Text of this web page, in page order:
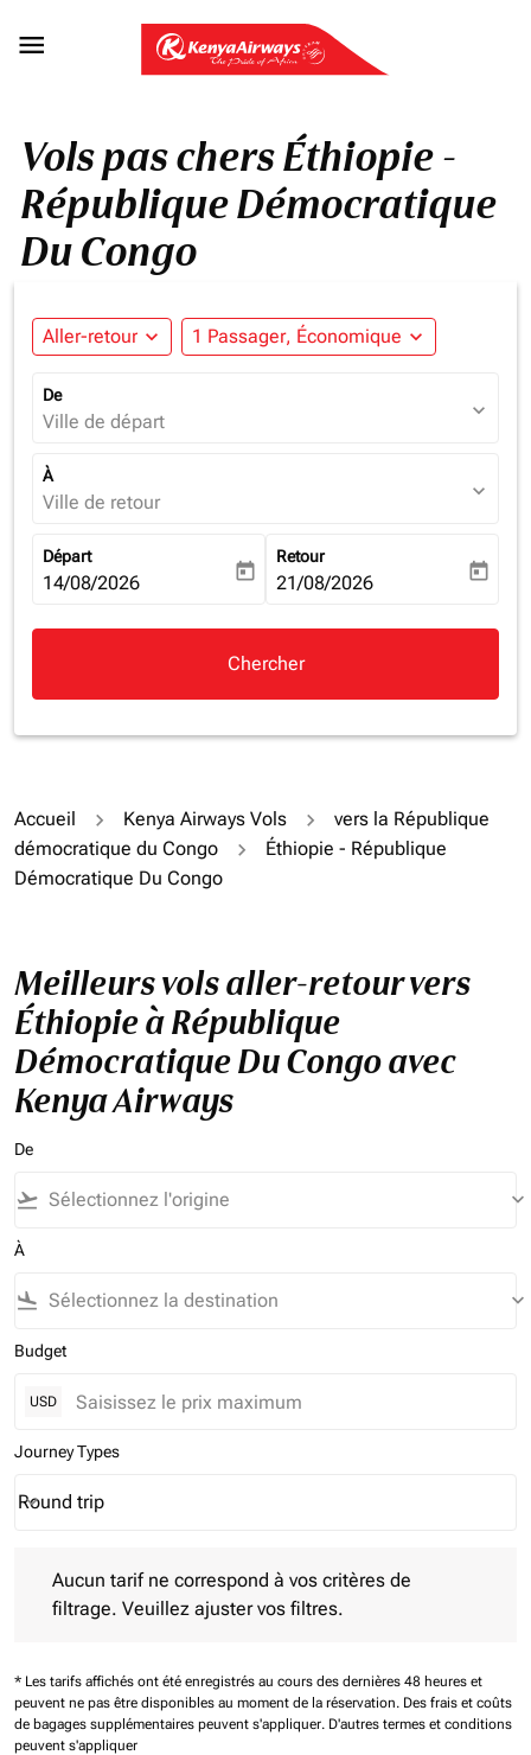

Vols pas chers Éthiopie -
République Démocratique
Du Congo
Aller-retour expand_more 1 Passager, Économique expand_more
De
Ville de départ expand_more
À
Ville de retour expand_more
Départ
fc-booking-departure-date-aria-label
14/08/2026 today
Retour
fc-booking-return-date-aria-
21/08/2026 today
Chercher
Accueil Kenya Airways Vols
vers la République
démocratique du Congo
Éthiopie - République
Démocratique Du Congo
Meilleurs vols aller-retour vers
Éthiopie à République
Démocratique Du Congo avec
Kenya Airways
De
flight_takeoff keyboard_arrow_down
À
flight_land keyboard_arrow_down
Budget
USD
Journey Types
Journey Types option Round trip Selected
Round trip
keyboard_arrow_down
Aucun tarif ne correspond à vos critères de
filtrage. Veuillez ajuster vos filtres.
* Les tarifs affichés ont été enregistrés au cours des dernières 48 heures et
peuvent ne pas être disponibles au moment de la réservation. Des frais et coûts
de bagages supplémentaires peuvent s'appliquer. D'autres termes et conditions
peuvent s'appliquer